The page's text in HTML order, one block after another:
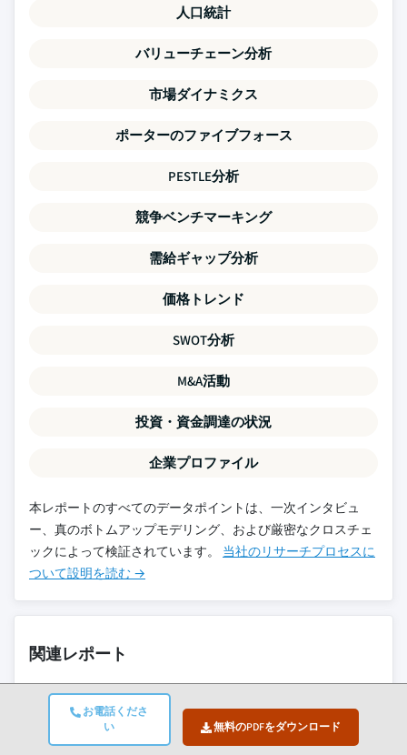
お電話くださ
い
無料のPDFをダウンロード
人口統計
バリューチェーン分析
市場ダイナミクス
ポーターのファイブフォース
PESTLE分析
競争ベンチマーキング
需給ギャップ分析
価格トレンド
SWOT分析
M&A活動
投資・資金調達の状況
企業プロファイル
本レポートのすべてのデータポイントは、一次インタビュ
ー、真のボトムアップモデリング、および厳密なクロスチェ
ックによって検証されています。 当社のリサーチプロセスに
ついて設明を読む →
関連レポート
遺伝子治療市場